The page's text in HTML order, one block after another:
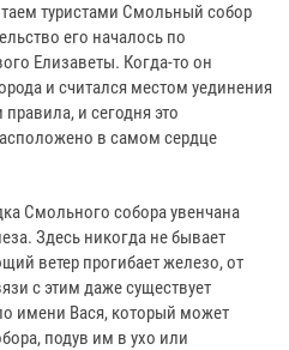
туристами Смольный собор
его началось по
Елизаветы. Когда-то он
и считался местом уединения
и сегодня это
в самом сердце
Смольного собора увенчана
Здесь никогда не бывает
ветер прогибает железо, от
с этим даже существует
имени Вася, который может
подув им в ухо или